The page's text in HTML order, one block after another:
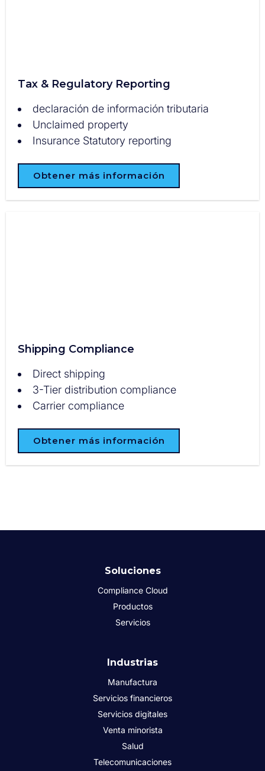
Tax & Regulatory Reporting
declaración de información tributaria
Unclaimed property
Insurance Statutory reporting
Obtener más información
Shipping Compliance
Direct shipping
3-Tier distribution compliance
Carrier compliance
Obtener más información
Soluciones
Compliance Cloud
Productos
Servicios
Industrias
Manufactura
Servicios financieros
Servicios digitales
Venta minorista
Salud
Telecomunicaciones